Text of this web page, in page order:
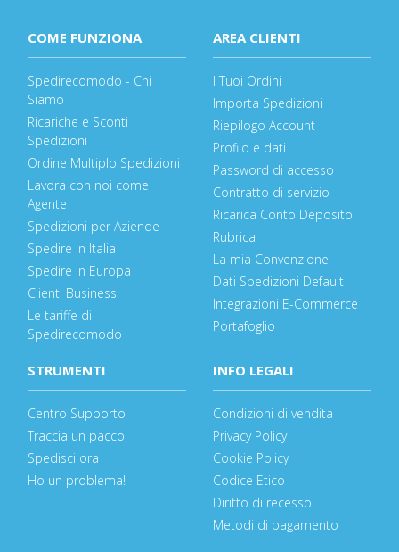
COME FUNZIONA
Spedirecomodo - Chi
Siamo
Ricariche e Sconti
Spedizioni
Ordine Multiplo Spedizioni
Lavora con noi come
Agente
Spedizioni per Aziende
Spedire in Italia
Spedire in Europa
Clienti Business
Le tariffe di
Spedirecomodo
AREA CLIENTI
I Tuoi Ordini
Importa Spedizioni
Riepilogo Account
Profilo e dati
Password di accesso
Contratto di servizio
Ricarica Conto Deposito
Rubrica
La mia Convenzione
Dati Spedizioni Default
Integrazioni E-Commerce
Portafoglio
STRUMENTI
Centro Supporto
Traccia un pacco
Spedisci ora
Ho un problema!
INFO LEGALI
Condizioni di vendita
Privacy Policy
Cookie Policy
Codice Etico
Diritto di recesso
Metodi di pagamento